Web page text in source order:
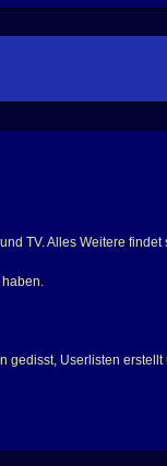
TV. Alles Weitere findet
haben.
Userlisten